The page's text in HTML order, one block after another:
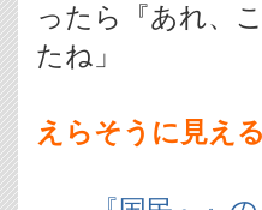
ったら『あれ、
たね」
えらそうに見え